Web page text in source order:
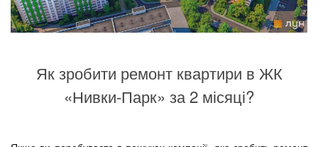
Як зробити ремонт квартири в ЖК
«Нивки-Парк» за 2 місяці?